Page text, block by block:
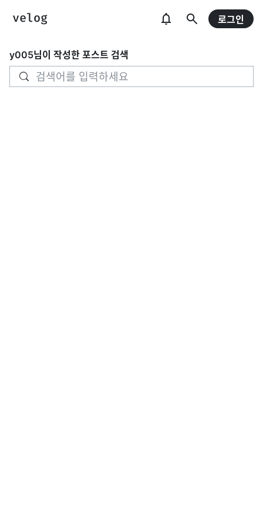
로그인
y005님이 작성한 포스트 검색